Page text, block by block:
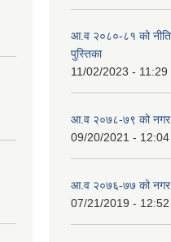
आ.व २०८०-८१ को
पुस्तिका
11/02/2023 - 11:29
आ.व २०७८-७९ को नगर
09/20/2021 - 12:04
आ.व २०७६-७७ को नगर
07/21/2019 - 12:52